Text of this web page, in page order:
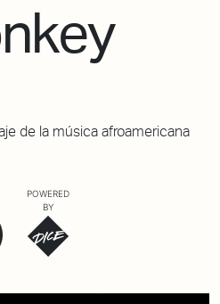
de la música afroamericana
POWERED
BY